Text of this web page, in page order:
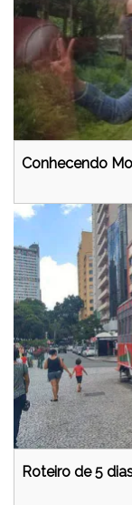
Conhecendo
Roteiro de 5